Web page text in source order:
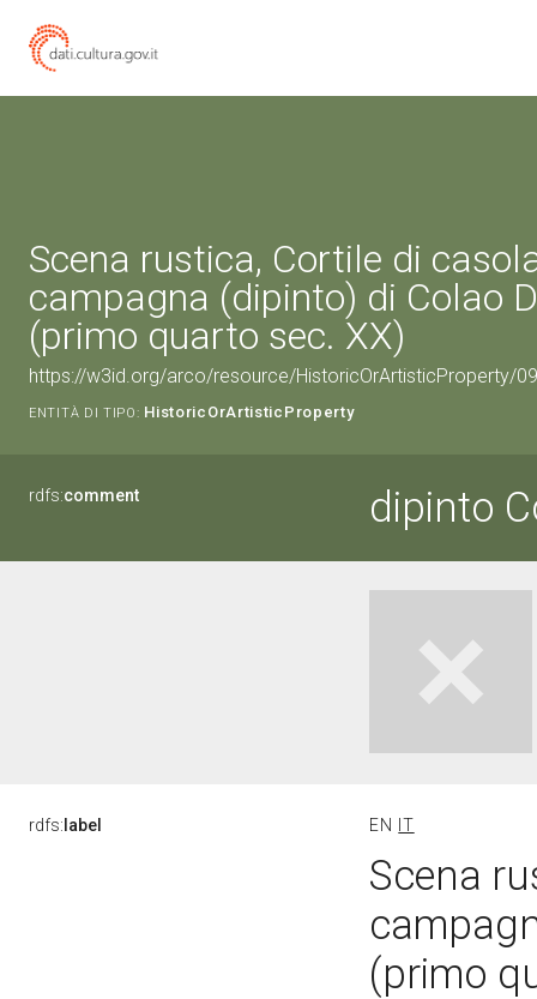
Scena rustica, Cortile di
campagna (dipinto) di Colao
(primo quarto sec. XX)
https://w3id.org/arco/resource/HistoricOrArtisticProperty/
ENTITÀ DI TIPO: HistoricOrArtisticProperty
rdfs:comment dipinto
rdfs: label EN IT
Scena
(primo